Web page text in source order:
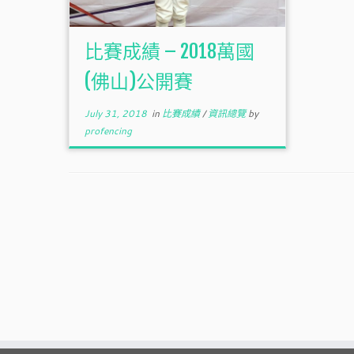
比賽成績 – 2018萬國
(佛山)公開賽
July 31, 2018 in 比賽成績/資訊總覽by
profencing